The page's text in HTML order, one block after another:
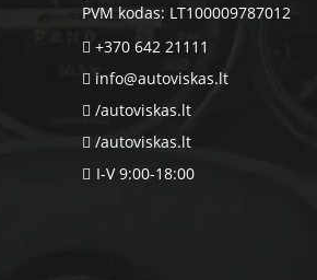
PVM kodas: LT100009787012
+370 642 21111
info@autoviskas.lt
/autoviskas.lt
/autoviskas.lt
I-V 9:00-18:00